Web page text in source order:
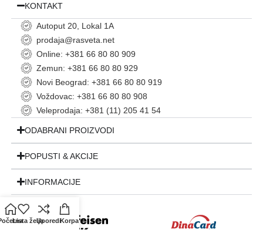
KONTAKT
Autoput 20, Lokal 1A
prodaja@rasveta.net
Online: +381 66 80 80 909
Zemun: +381 66 80 80 929
Novi Beograd: +381 66 80 80 919
Voždovac: +381 66 80 80 908
Veleprodaja: +381 (11) 205 41 54
ODABRANI PROIZVODI
POPUSTI & AKCIJE
INFORMACIJE
Lista željaUporediKorpa